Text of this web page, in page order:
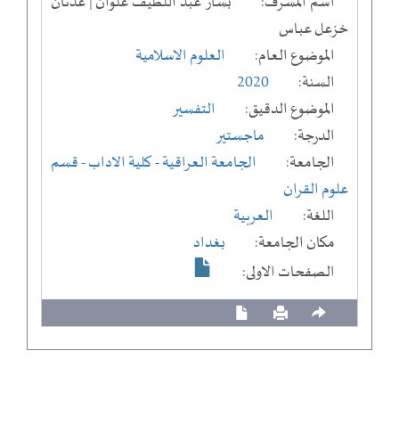
خزعل عباس
الموضوع العام:
العلوم الاسلامية
السنة:
2020
الموضوع الدقيق:
التفسير
الدرجة:
ماجستير
الجامعة:
الجامعة العراقية- كلية الاداب- قسم
علوم القران
اللغة:
العربية
مكان الجامعة:
بغداد
الصفحات الاولى: